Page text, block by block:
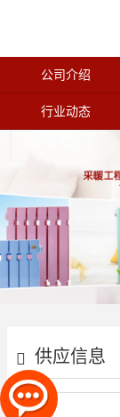
公司介绍
行业动态
供应信息